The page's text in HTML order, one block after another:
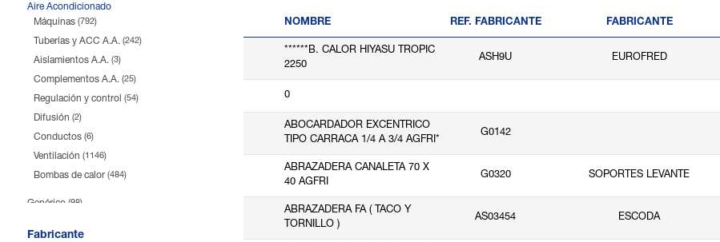
Aire Acondicionado
Máquinas (792)
Tuberías y ACC A.A. (242)
Aislamientos A.A. (3)
Complementos A.A. (25)
Regulación y control (54)
Difusión (2)
Conductos (6)
Ventilación (1146)
Bombas de calor (484)
Genérico (98)
Fabricante
NOMBRE REF. FABRICANTE FABRICANTE
******B. CALOR HIYASU TROPIC
2250
ASH9U EUROFRED
0
ABOCARDADOR EXCENTRICO
TIPO CARRACA 1/4 A 3/4 AGFRI*
G0142
ABRAZADERA CANALETA 70 X
40 AGFRI
G0320 SOPORTES LEVANTE
ABRAZADERA FA ( TACO Y
TORNILLO )
AS03454 ESCODA